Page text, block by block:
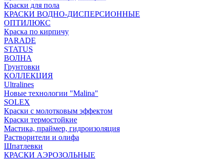
Краски для пола
КРАСКИ ВОДНО-ДИСПЕРСИОННЫЕ
ОПТИЛЮКС
Краска по кирпичу
PARADE
STATUS
ВОЛНА
Грунтовки
КОЛЛЕКЦИЯ
Ultralines
Новые технологии "Malina"
SOLEX
Краски с молотковым эффектом
Краски термостойкие
Мастика, праймер, гидроизоляция
Растворители и олифа
Шпатлевки
КРАСКИ АЭРОЗОЛЬНЫЕ